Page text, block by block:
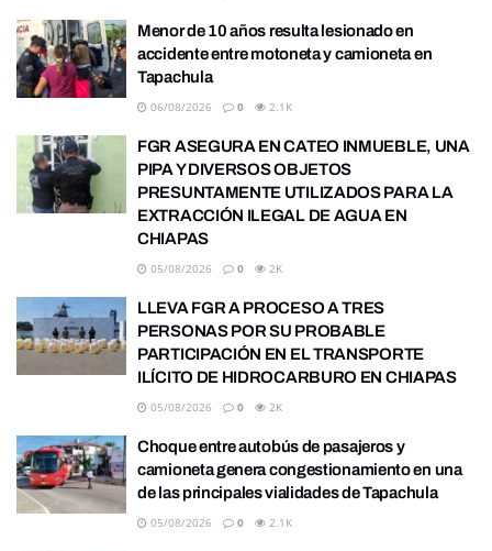
Menor de 10 años resulta lesionado en
accidente entre motoneta y camioneta en
Tapachula
06/08/2026 0 2.1K
FGR ASEGURA EN CATEO INMUEBLE, UNA
PIPA Y DIVERSOS OBJETOS
PRESUNTAMENTE UTILIZADOS PARA LA
EXTRACCIÓN ILEGAL DE AGUA EN
CHIAPAS
05/08/2026 0 2K
LLEVA FGR A PROCESO A TRES
PERSONAS POR SU PROBABLE
PARTICIPACIÓN EN EL TRANSPORTE
ILÍCITO DE HIDROCARBURO EN CHIAPAS
05/08/2026 0 2K
Choque entre autobús de pasajeros y
camioneta genera congestionamiento en una
de las principales vialidades de Tapachula
05/08/2026 0 2.1K